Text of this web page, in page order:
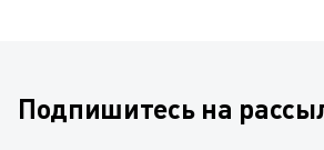
Подпишитесь на